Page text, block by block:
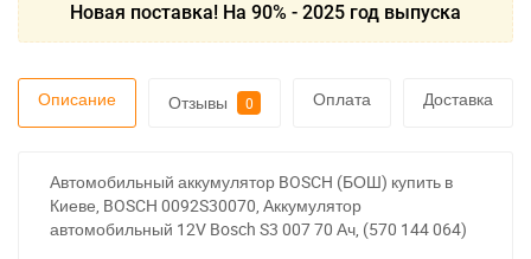
Новая поставка! На 90% - 2025 год выпуска
Описание Отзывы 0 Оплата Доставка
Автомобильный аккумулятор BOSCH (БОШ) купить в
Киеве, BOSCH 0092S30070, Аккумулятор
автомобильный 12V Bosch S3 007 70 Ач, (570 144 064)